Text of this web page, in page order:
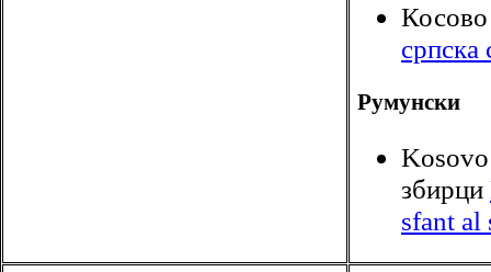
српска
Румунски
збирци
sfant al